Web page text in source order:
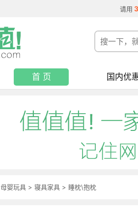
请用 3
首 页 国内优
母婴玩具 > 寝具家具 > 睡枕\抱枕